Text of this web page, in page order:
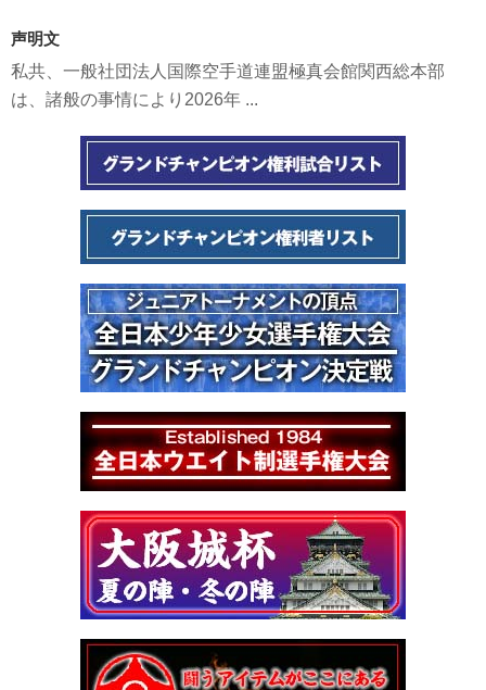
声明文
私共、一般社団法人国際空手道連盟極真会館関西総本部
は、諸般の事情により2026年 ...